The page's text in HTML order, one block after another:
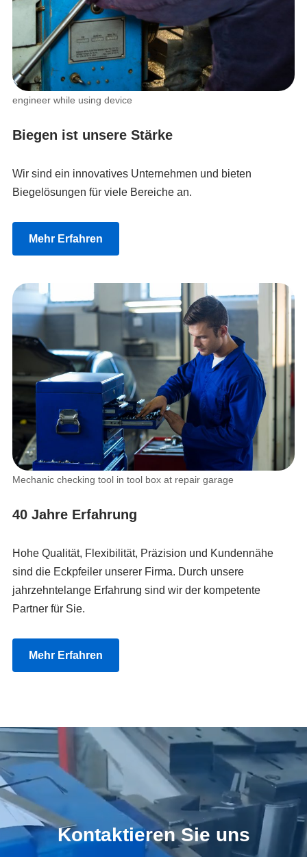
engineer while using device
Biegen ist unsere Stärke
Wir sind ein innovatives Unternehmen und bieten
Biegelösungen für viele Bereiche an.
Mehr Erfahren
Mechanic checking tool in tool box at repair garage
40 Jahre Erfahrung
Hohe Qualität, Flexibilität, Präzision und Kundennähe
sind die Eckpfeiler unserer Firma. Durch unsere
jahrzehntelange Erfahrung sind wir der kompetente
Partner für Sie.
Mehr Erfahren
Kontaktieren Sie uns